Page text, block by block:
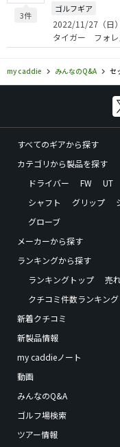
3件
ゴルフギア
2022/11/27（日
タイガー フォレ
my caddie みんなのQ&A セ
すべてのギアから探す
カテゴリから製品を探す
ドライバー
FW UT
シャフト
グリップ
グローブ
メーカーから探す
ランキングから探す
ランキングトップ
売
クチコミ件数ランキング
新着クチコミ
新製品情報
my caddieノート
動画
みんなのQ&A
ゴルフ場検索
ツアー情報